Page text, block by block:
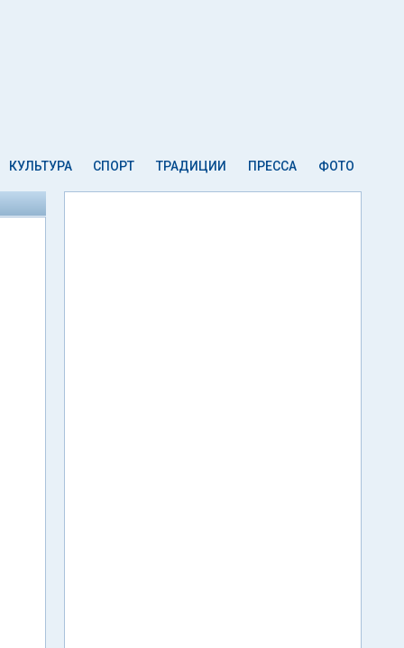
КУЛЬТУРА СПОРТ ТРАДИЦИИ ПРЕССА ФОТО